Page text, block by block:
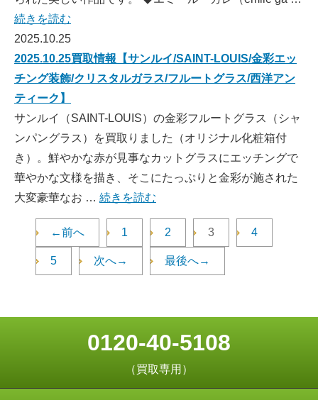
続きを読む
2025.10.25
2025.10.25買取情報【サンルイ/SAINT-LOUIS/金彩エッ
チング装飾/クリスタルガラス/フルートグラス/西洋アン
ティーク】
サンルイ（SAINT-LOUIS）の金彩フルートグラス（シャ
ンパングラス）を買取りました（オリジナル化粧箱付
き）。鮮やかな赤が見事なカットグラスにエッチングで
華やかな文様を描き、そこにたっぷりと金彩が施された
大変豪華なお … 続きを読む
←前へ 1 2 3 4
5 次へ→ 最後へ→
0120-40-5108
（買取専用）